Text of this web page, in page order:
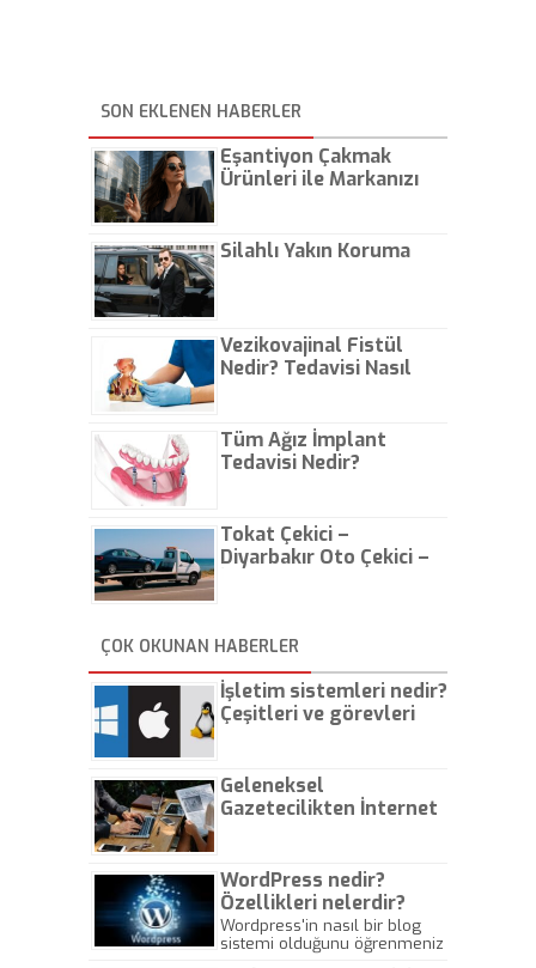
SON EKLENEN HABERLER
Eşantiyon Çakmak
Ürünleri ile Markanızı
Silahlı Yakın Koruma
Vezikovajinal Fistül
Nedir? Tedavisi Nasıl
Tüm Ağız İmplant
Tedavisi Nedir?
Tokat Çekici –
Diyarbakır Oto Çekici –
ÇOK OKUNAN HABERLER
İşletim sistemleri nedir?
Çeşitleri ve görevleri
Geleneksel
Gazetecilikten İnternet
WordPress nedir?
Özellikleri nelerdir?
Wordpress'in nasıl bir blog
sistemi olduğunu öğrenmeniz